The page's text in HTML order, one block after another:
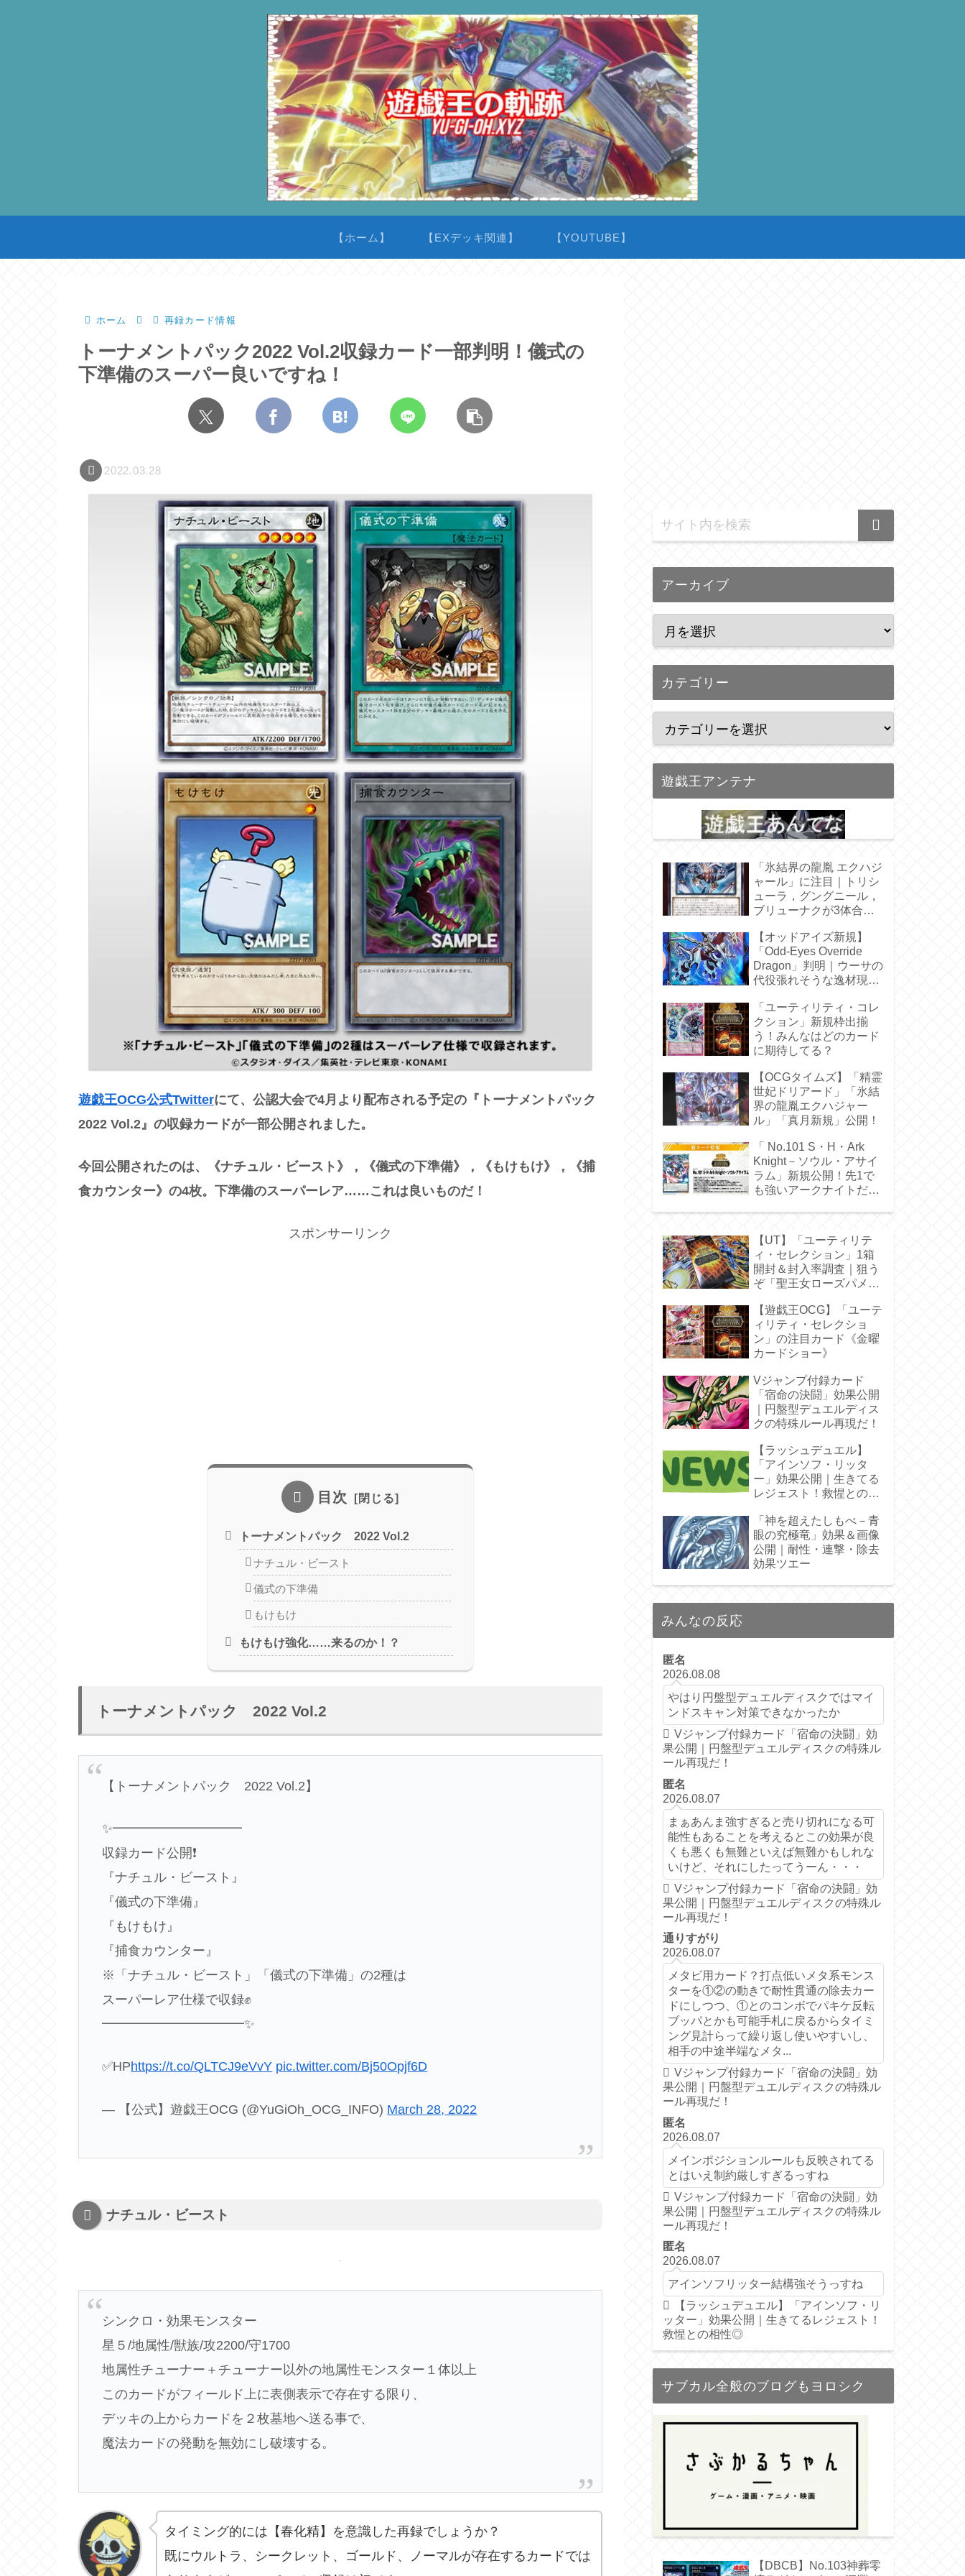
【ホーム】 【EXデッキ関連】 【YOUTUBE】
ホーム 再録カード情報
トーナメントパック2022 Vol.2収録カード一部判明！儀式の
下準備のスーパー良いですね！
2022.03.28
遊戯王OCG公式Twitterにて、公認大会で4月より配布される予定の『トーナメントパック
2022 Vol.2』の収録カードが一部公開されました。
今回公開されたのは、《ナチュル・ビースト》，《儀式の下準備》，《もけもけ》，《捕
食カウンター》の4枚。下準備のスーパーレア……これは良いものだ！
スポンサーリンク
目次
トーナメントパック 2022 Vol.2
ナチュル・ビースト
儀式の下準備
もけもけ
もけもけ強化……来るのか！？
トーナメントパック 2022 Vol.2
【トーナメントパック 2022 Vol.2】
✨━━━━━━━━━━
収録カード公開❗️
『ナチュル・ビースト』
『儀式の下準備』
『もけもけ』
『捕食カウンター』
※「ナチュル・ビースト」「儀式の下準備」の2種は
スーパーレア仕様で収録✊
━━━━━━━━━━━✨
✅HPhttps://t.co/QLTCJ9eVvY pic.twitter.com/Bj50Opjf6D
— 【公式】遊戯王OCG (@YuGiOh_OCG_INFO) March 28, 2022
ナチュル・ビースト
シンクロ・効果モンスター
星５/地属性/獣族/攻2200/守1700
地属性チューナー＋チューナー以外の地属性モンスター１体以上
このカードがフィールド上に表側表示で存在する限り、
デッキの上からカードを２枚墓地へ送る事で、
魔法カードの発動を無効にし破壊する。
タイミング的には【春化精】を意識した再録でしょうか？
既にウルトラ、シークレット、ゴールド、ノーマルが存在するカードでは
アーカイブ
カテゴリー
遊戯王アンテナ
「氷結界の龍胤 エクハジ
ャール」に注目｜トリシ
ューラ，グングニール，
ブリューナクが3体合
【オッドアイズ新規】
「Odd-Eyes Override
Dragon」判明｜ウーサの
代役張れそうな逸材現
「ユーティリティ・コレ
クション」新規枠出揃
う！みんなはどのカード
に期待してる？
【OCGタイムズ】「精霊
世妃ドリアード」「氷結
界の龍胤エクハジャー
ル」「真月新規」公開！
「 No.101 S・H・Ark
Knight－ソウル・アサイ
ラム」新規公開！先1で
も強いアークナイトだ
【UT】「ユーティリテ
ィ・セレクション」1箱
開封＆封入率調査｜狙う
ぞ「聖王女ローズパメ
【遊戯王OCG】「ユーテ
ィリティ・セレクショ
ン」の注目カード《金曜
カードショー》
Vジャンプ付録カード
「宿命の決闘」効果公開
｜円盤型デュエルディス
クの特殊ルール再現だ！
【ラッシュデュエル】
「アインソフ・リッタ
ー」効果公開｜生きてる
レジェスト！救惺との相
「神を超えたしもべ－青
眼の究極竜」効果＆画像
公開｜耐性・連撃・除去
効果ツエー
みんなの反応
匿名
2026.08.08
やはり円盤型デュエルディスクではマイ
ンドスキャン対策できなかったか
Vジャンプ付録カード「宿命の決闘」効
果公開｜円盤型デュエルディスクの特殊ル
ール再現だ！
匿名
2026.08.07
まぁあんま強すぎると売り切れになる可
能性もあることを考えるとこの効果が良
くも悪くも無難といえば無難かもしれな
いけど、それにしたってうーん・・・
Vジャンプ付録カード「宿命の決闘」効
果公開｜円盤型デュエルディスクの特殊ル
ール再現だ！
通りすがり
2026.08.07
メタビ用カード？打点低いメタ系モンス
ターを①②の動きで耐性貫通の除去カー
ドにしつつ、①とのコンボでパキケ反転
ブッパとかも可能手札に戻るからタイミ
ング見計らって繰り返し使いやすいし、
相手の中途半端なメタ...
Vジャンプ付録カード「宿命の決闘」効
果公開｜円盤型デュエルディスクの特殊ル
ール再現だ！
匿名
2026.08.07
メインポジションルールも反映されてる
とはいえ制約厳しすぎるっすね
Vジャンプ付録カード「宿命の決闘」効
果公開｜円盤型デュエルディスクの特殊ル
ール再現だ！
匿名
2026.08.07
アインソフリッター結構強そうっすね
【ラッシュデュエル】「アインソフ・リ
ッター」効果公開｜生きてるレジェスト！
救惺との相性◎
サブカル全般のブログもヨロシク
【DBCB】No.103神葬零